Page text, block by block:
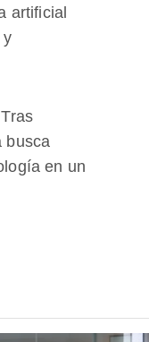
artificial
y
busca
en un